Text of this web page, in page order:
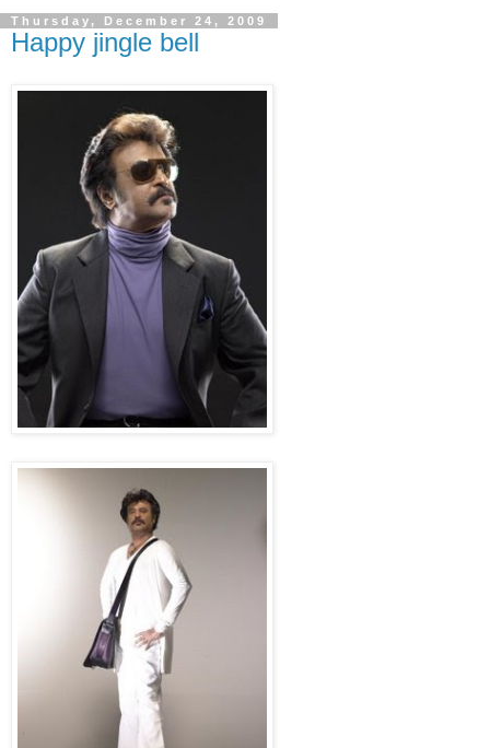
Thursday, December 24, 2009
Happy jingle bell